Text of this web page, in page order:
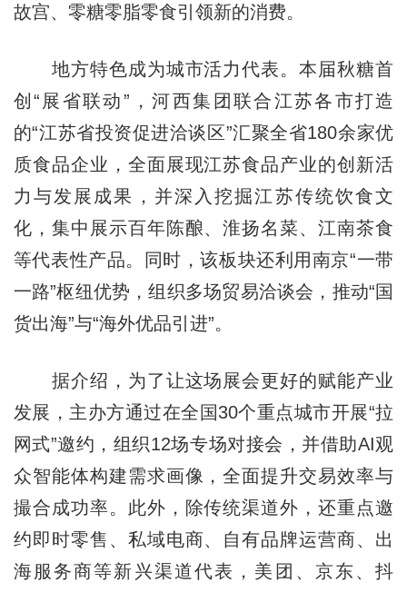
故宫、零糖零脂零食引领新的消费。
地方特色成为城市活力代表。本届秋糖首
创“展省联动”，河西集团联合江苏各市打造
的“江苏省投资促进洽谈区”汇聚全省180余家优
质食品企业，全面展现江苏食品产业的创新活
力与发展成果，并深入挖掘江苏传统饮食文
化，集中展示百年陈酿、淮扬名菜、江南茶食
等代表性产品。同时，该板块还利用南京“一带
一路”枢纽优势，组织多场贸易洽谈会，推动“国
货出海”与“海外优品引进”。
据介绍，为了让这场展会更好的赋能产业
发展，主办方通过在全国30个重点城市开展“拉
网式”邀约，组织12场专场对接会，并借助AI观
众智能体构建需求画像，全面提升交易效率与
撮合成功率。此外，除传统渠道外，还重点邀
约即时零售、私域电商、自有品牌运营商、出
海服务商等新兴渠道代表，美团、京东、抖